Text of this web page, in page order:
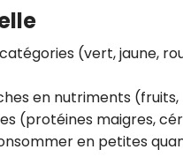
(vert, jaune,
en nutriments (fruits,
(protéines maigres,
en petites